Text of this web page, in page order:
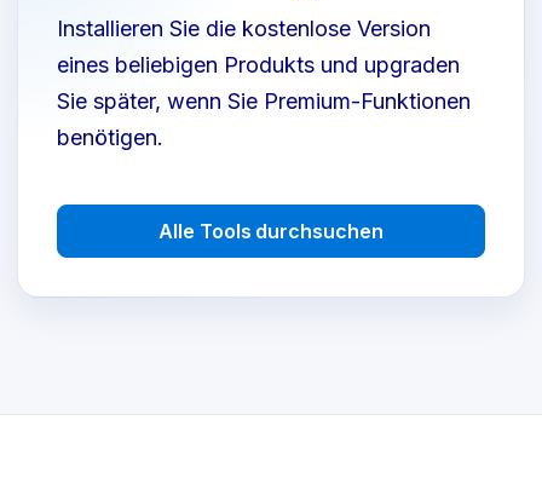
Installieren Sie die kostenlose Version
eines beliebigen Produkts und upgraden
Sie später, wenn Sie Premium-Funktionen
benötigen.
Alle Tools durchsuchen